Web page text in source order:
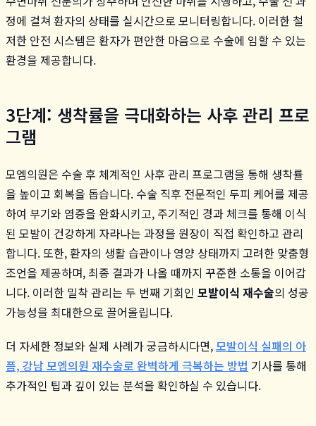
정에 걸쳐 환자의 상태를 실시간으로 모니터링합니다. 이러한 철
저한 안전 시스템은 환자가 편안한 마음으로 수술에 임할 수 있는
환경을 제공합니다.
3단계: 생착률을 극대화하는 사후 관리 프로
그램
모엠의원은 수술 후 체계적인 사후 관리 프로그램을 통해 생착률
을 높이고 회복을 돕습니다. 수술 직후 전문적인 두피 케어를 제공
하여 부기와 염증을 완화시키고, 주기적인 경과 체크를 통해 이식
된 모발이 건강하게 자라나는 과정을 원장이 직접 확인하고 관리
합니다. 또한, 환자의 생활 습관이나 영양 상태까지 고려한 맞춤형
조언을 제공하며, 최종 결과가 나올 때까지 꾸준한 소통을 이어갑
니다. 이러한 밀착 관리는 두 번째 기회인 모발이식 재수술의 성공
가능성을 최대한으로 끌어올립니다.
더 자세한 정보와 실제 사례가 궁금하시다면,모발이식 실패의 아
픔, 강남 모엠의원 재수술로 완벽하게 극복하는 방법 기사를 통해
추가적인 팁과 깊이 있는 분석을 확인하실 수 있습니다.